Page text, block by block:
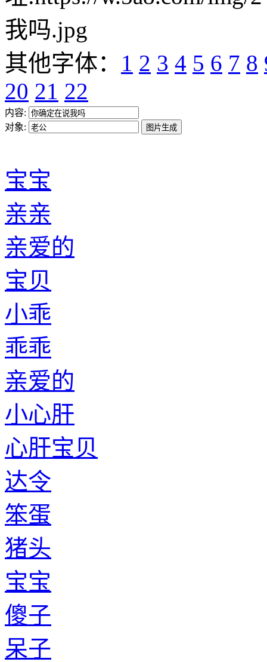
我吗.jpg
其他字体： 1 2 3 4 5 6 7 8
20 21 22
内容:
对象:
宝宝
亲亲
亲爱的
宝贝
小乖
乖乖
亲爱的
小心肝
心肝宝贝
达令
笨蛋
猪头
宝宝
傻子
呆子